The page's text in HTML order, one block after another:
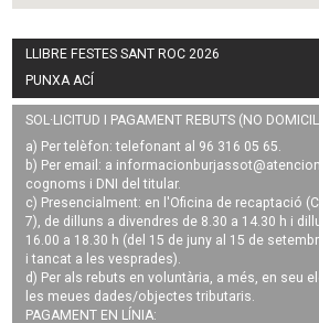
LLIBRE FESTES SANT ROC 2026
PUNXA ACÍ
SOL·LICITUD I PAGAMENT REBUTS (NO
a) Per telèfon: telefonant al 96 316 05 65.
b) Per email: a
cognoms i DNI del titular.
c) Presencialment: en l'Oficina de recaptació
7), de dilluns a divendres de 8.30 a 14.30 h i
16.00 a 18.30 h (del 15 de juny al 15 de
i tancat a les vesprades).
d) Per als rebuts en voluntària, a més, en seu
les meues dades/objectes tributaris.
PAGAMENT EN LÍNIA: